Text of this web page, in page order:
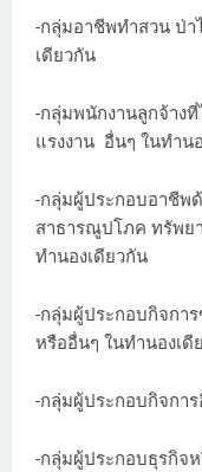
-กลุ่มอาชีพทำสวน ป่า
เดียวกัน
-กลุ่มพนักงานลูกจ้าง
แรงงาน อื่นๆ ในทำน
-กลุ่มผู้ประกอบอาชีพ
สาธารณูปโภค ทรัพย
ทำนองเดียวกัน
-กลุ่มผู้ประกอบกิจกา
หรืออื่นๆ ในทำนองเดี
-กลุ่มผู้ประกอบกิจกา
-กลุ่มผู้ประกอบธุรกิจ